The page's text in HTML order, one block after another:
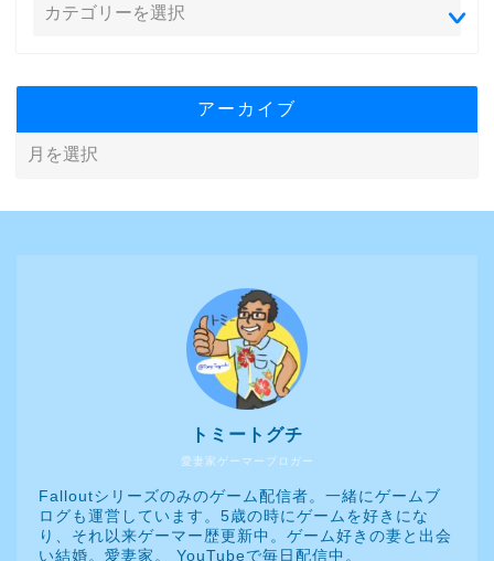
アーカイブ
愛妻家ゲーマーブロガー
トミートグチ
Falloutシリーズのみのゲーム配信者。一緒にゲームブ
ログも運営しています。5歳の時にゲームを好きにな
り、それ以来ゲーマー歴更新中。ゲーム好きの妻と出会
い結婚。愛妻家。 YouTubeで毎日配信中。